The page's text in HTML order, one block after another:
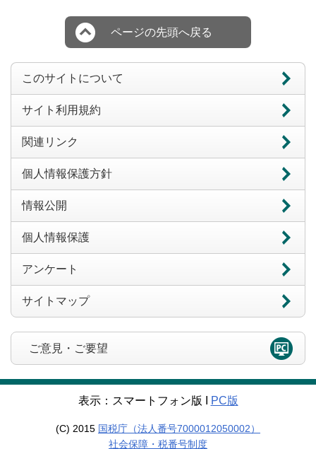
ページの先頭へ戻る
このサイトについて
サイト利用規約
関連リンク
個人情報保護方針
情報公開
個人情報保護
アンケート
サイトマップ
ご意見・ご要望
表示：スマートフォン版 Ι PC版
(C) 2015 国税庁（法人番号7000012050002）
社会保障・税番号制度